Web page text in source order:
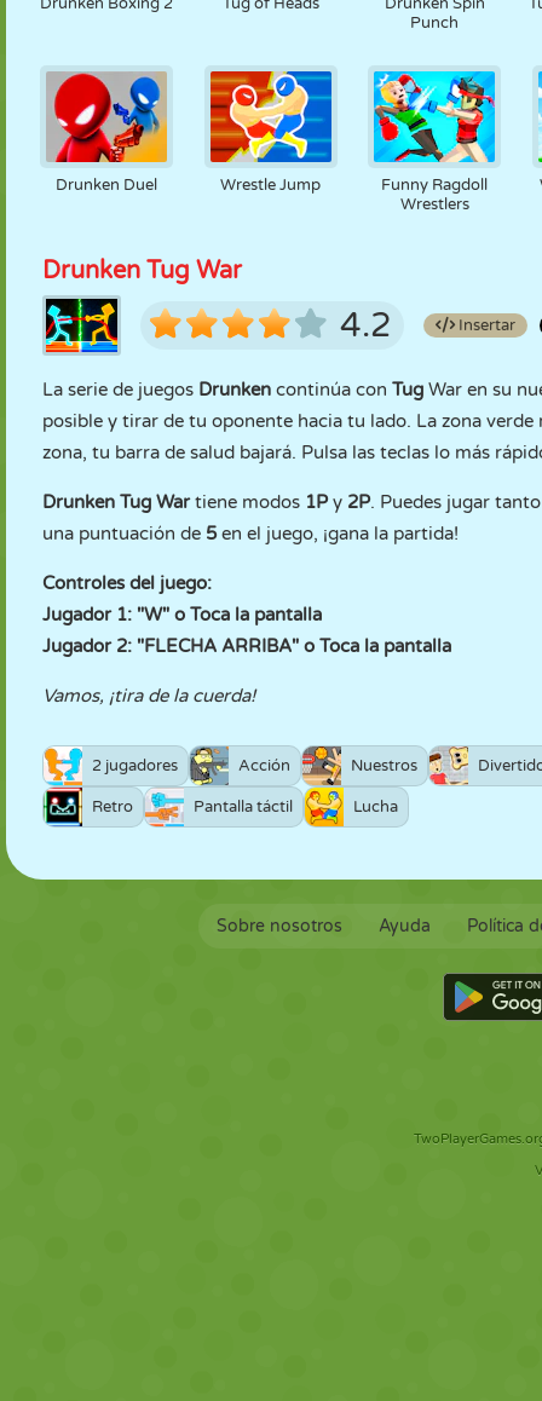
Punch
Drunken Duel Wrestle Jump
Funny Ragdoll
Wrestlers
Drunken Tug War
4.2 Insertar
La serie de juegos Drunken continúa con Tug War en su
posible y tirar de tu oponente hacia tu lado. La zona
zona, tu barra de salud bajará. Pulsa las teclas lo más
Drunken Tug Wartiene modos 1Py 2P. Puedes jugar
una puntuación de 5en el juego, ¡gana la partida!
Controles del juego:
Jugador 1: "W" o Toca la pantalla
Jugador 2: "FLECHA ARRIBA" o Toca la pantalla
Vamos, ¡tira de la cuerda!
2 jugadores Acción Nuestros
Retro Pantalla táctil Lucha
Sobre nosotros Ayuda Política